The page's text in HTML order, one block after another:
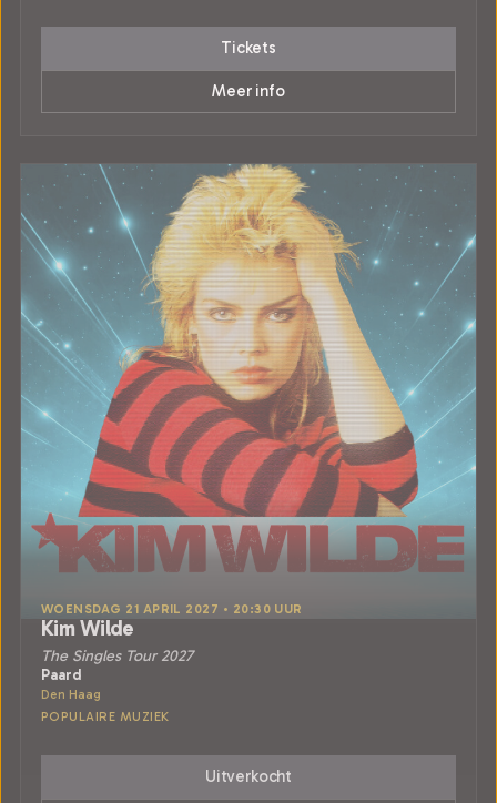
Tickets
Meer info
WOENSDAG 21 APRIL 2027 • 20:30 UUR
Kim Wilde
The Singles Tour 2027
Paard
Den Haag
POPULAIRE MUZIEK
Uitverkocht